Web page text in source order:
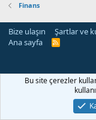
Finans
Bize ulaşın Şartlar ve
Ana sayfa
R
Bu site çerezler